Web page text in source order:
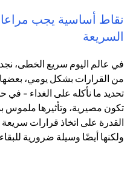
نقاط أساسية يجب
السريعة
في عالم اليوم سريع الخطى، نجد
من القرارات بشكل يومي،
تحديد ما نأكله على الغداء -
تكون مصيرية، وتأثيرها ملموس
القدرة على اتخاذ قرارات
ولكنها أيضًا وسيلة ضرورية